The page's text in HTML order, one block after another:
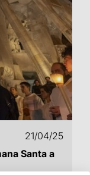
21/04/25
Santa a